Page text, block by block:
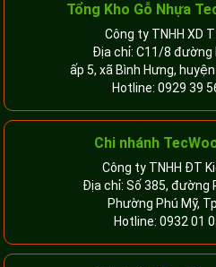
Tổng Kho Gỗ Nhựa
Công ty TNHH XD
Địa chỉ: C11/8 đường
ấp 5, xã Bình Hưng,
Hotline: 0929 39
Chi nhánh
Công ty TNHH ĐT
Địa chỉ: Số 385, đường
Phường Phú Mỹ,
Hotline: 0932 01